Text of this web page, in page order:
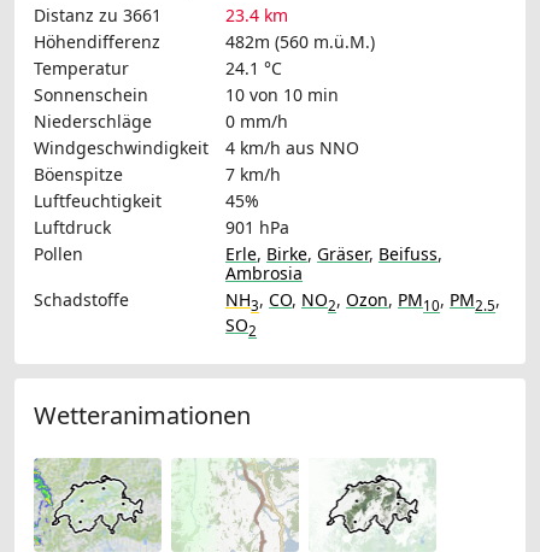
Distanz zu 3661
23.4 km
Höhendifferenz
482m (560 m.ü.M.)
Temperatur
24.1 °C
Sonnenschein
10 von 10 min
Niederschläge
0 mm/h
Windgeschwindigkeit
4 km/h aus NNO
Böenspitze
7 km/h
Luftfeuchtigkeit
45%
Luftdruck
901 hPa
Pollen
Erle, Birke, Gräser, Beifuss,
Ambrosia
Schadstoffe
NH3, CO, NO2, Ozon, PM10, PM2.5,
SO2
Wetteranimationen